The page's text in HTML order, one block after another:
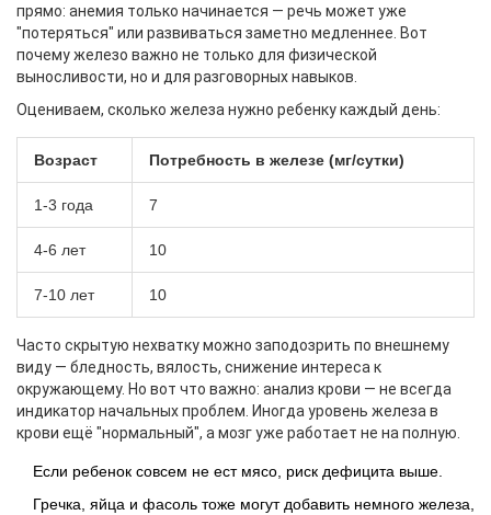
прямо: анемия только начинается — речь может уже
"потеряться" или развиваться заметно медленнее. Вот
почему железо важно не только для физической
выносливости, но и для разговорных навыков.
Оцениваем, сколько железа нужно ребенку каждый день:
Возраст Потребность в железе (мг/сутки)
1-3 года 7
4-6 лет 10
7-10 лет 10
Часто скрытую нехватку можно заподозрить по внешнему
виду — бледность, вялость, снижение интереса к
окружающему. Но вот что важно: анализ крови — не всегда
индикатор начальных проблем. Иногда уровень железа в
крови ещё "нормальный", а мозг уже работает не на полную.
Если ребенок совсем не ест мясо, риск дефицита выше.
Гречка, яйца и фасоль тоже могут добавить немного железа,